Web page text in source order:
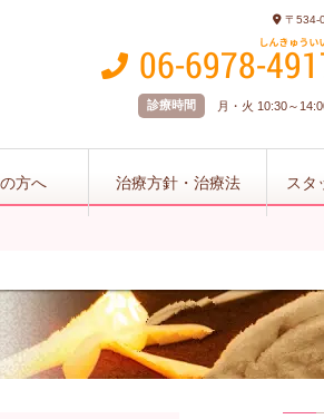
〒534-
診療時間
月・火 10:30～
方へ 治療方針・治療法 スタ